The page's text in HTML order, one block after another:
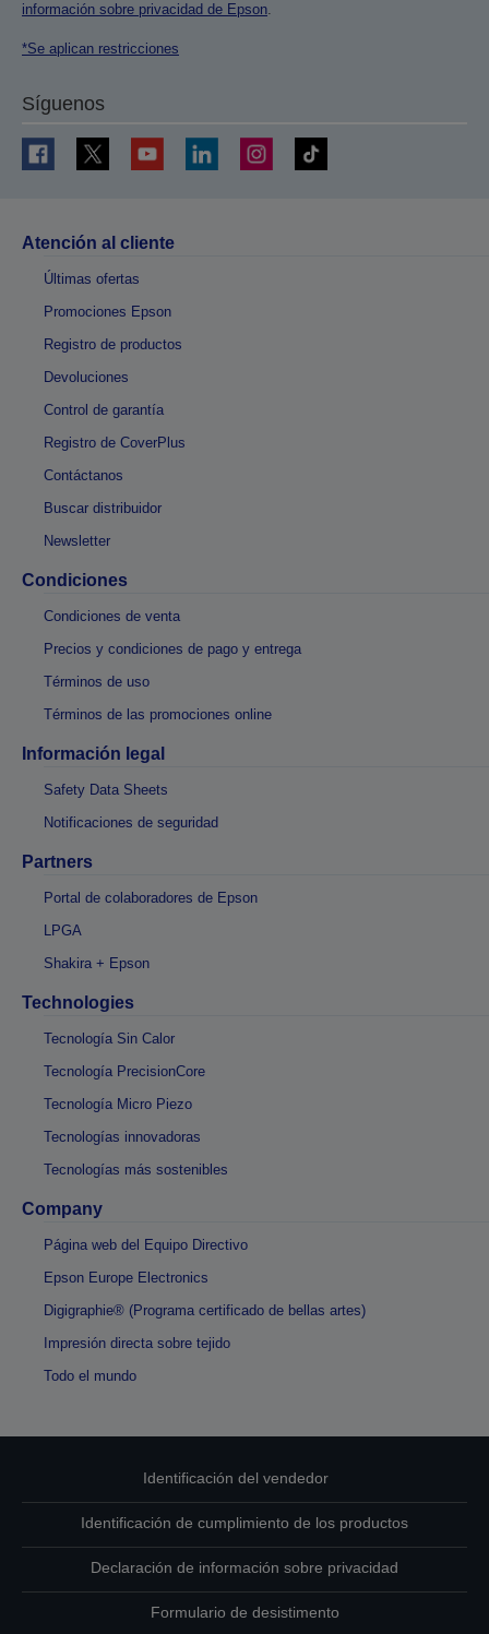
información sobre privacidad de Epson.
*Se aplican restricciones
Síguenos
Atención al cliente
Últimas ofertas
Promociones Epson
Registro de productos
Devoluciones
Control de garantía
Registro de CoverPlus
Contáctanos
Buscar distribuidor
Newsletter
Condiciones
Condiciones de venta
Precios y condiciones de pago y entrega
Términos de uso
Términos de las promociones online
Información legal
Safety Data Sheets
Notificaciones de seguridad
Partners
Portal de colaboradores de Epson
LPGA
Shakira + Epson
Technologies
Tecnología Sin Calor
Tecnología PrecisionCore
Tecnología Micro Piezo
Tecnologías innovadoras
Tecnologías más sostenibles
Company
Página web del Equipo Directivo
Epson Europe Electronics
Digigraphie® (Programa certificado de bellas artes)
Impresión directa sobre tejido
Todo el mundo
Identificación del vendedor
Identificación de cumplimiento de los productos
Declaración de información sobre privacidad
Formulario de desistimento